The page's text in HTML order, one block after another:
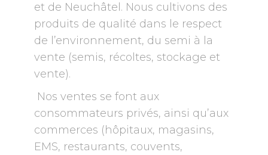
et de Neuchâtel. Nous cultivons des
produits de qualité dans le respect
de l’environnement, du semi à la
vente (semis, récoltes, stockage et
vente).
Nos ventes se font aux
consommateurs privés, ainsi qu’aux
commerces (hôpitaux, magasins,
EMS, restaurants, couvents,